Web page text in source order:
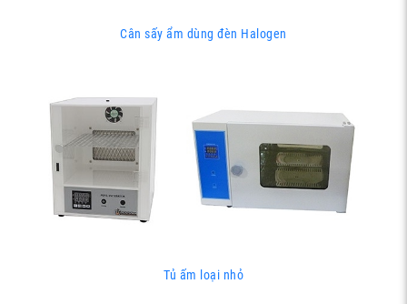
Cân sấy ẩm dùng đèn Halogen
Tủ ấm loại nhỏ